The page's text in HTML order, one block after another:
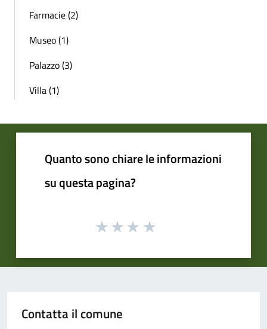
Farmacie (2)
Museo (1)
Palazzo (3)
Villa (1)
Quanto sono chiare le informazioni
su questa pagina?
Contatta il comune